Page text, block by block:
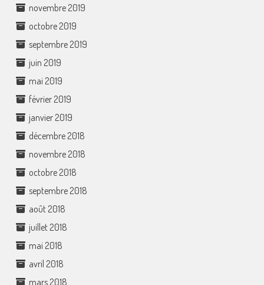
novembre 2019
octobre 2019
septembre 2019
juin 2019
mai 2019
février 2019
janvier 2019
décembre 2018
novembre 2018
octobre 2018
septembre 2018
août 2018
juillet 2018
mai 2018
avril 2018
mars 2018